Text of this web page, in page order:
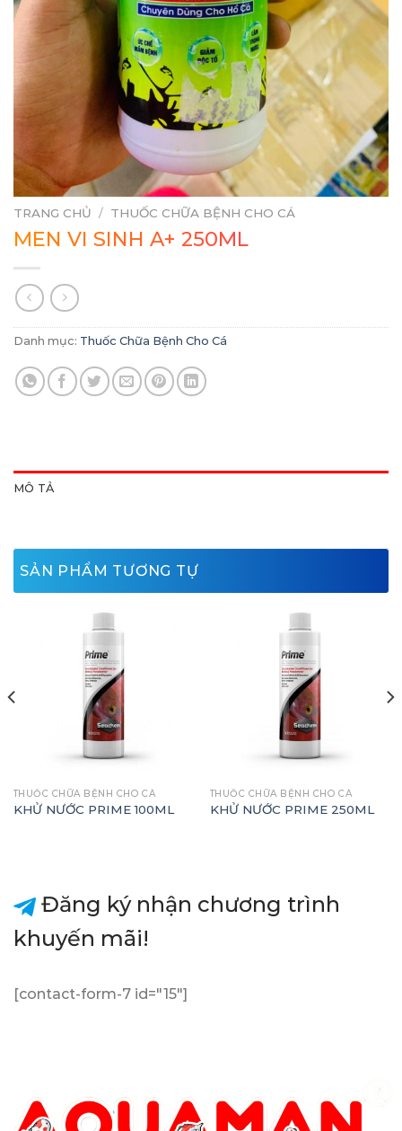
TRANG CHỦ / THUỐC CHỮA BỆNH CHO CÁ
MEN VI SINH A+ 250ML
Danh mục: Thuốc Chữa Bệnh Cho Cá
MÔ TẢ
SẢN PHẨM TƯƠNG TỰ
THUỐC CHỮA BỆNH CHO CÁ
KHỬ NƯỚC PRIME 100ML
THUỐC CHỮA BỆNH CHO CÁ
KHỬ NƯỚC PRIME 250ML
Đăng ký nhận chương trình
khuyến mãi!
[contact-form-7 id="15"]